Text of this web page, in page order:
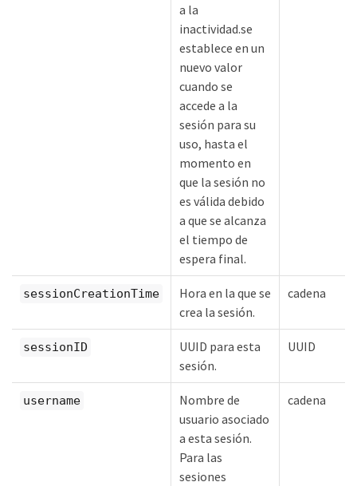
a la
inactividad.se
establece en un
nuevo valor
cuando se
accede a la
sesión para su
uso, hasta el
momento en
que la sesión no
es válida debido
a que se alcanza
el tiempo de
espera final.
sessionCreationTime
Hora en la que se
crea la sesión.
cadena
sessionID
UUID para esta
sesión.
UUID
username
Nombre de
usuario asociado
a esta sesión.
Para las
sesiones
cadena